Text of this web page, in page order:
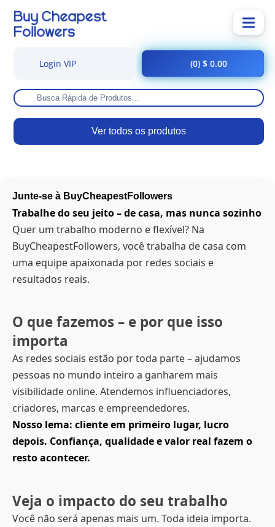
Ver todos os produtos
Login VIP (0) $ 0.00
Junte-se à BuyCheapestFollowers
Trabalhe do seu jeito – de casa, mas nunca sozinho
Quer um trabalho moderno e flexível? Na
BuyCheapestFollowers, você trabalha de casa com
uma equipe apaixonada por redes sociais e
resultados reais.
O que fazemos – e por que isso
importa
As redes sociais estão por toda parte – ajudamos
pessoas no mundo inteiro a ganharem mais
visibilidade online. Atendemos influenciadores,
criadores, marcas e empreendedores.
Nosso lema: cliente em primeiro lugar, lucro
depois. Confiança, qualidade e valor real fazem o
resto acontecer.
Veja o impacto do seu trabalho
Você não será apenas mais um. Toda ideia importa.